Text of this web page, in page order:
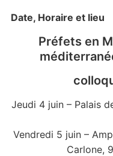
Date, Horaire et lieu
Préfets en
Jeudi 4 juin – Palais
Vendredi 5 juin –
Carlone,